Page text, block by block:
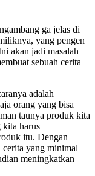
ga jelas di
yang pengen
akan jadi masalah
sebuah cerita
adalah
orang yang bisa
taunya produk kita
kita harus
itu. Dengan
cerita yang minimal
meningkatkan